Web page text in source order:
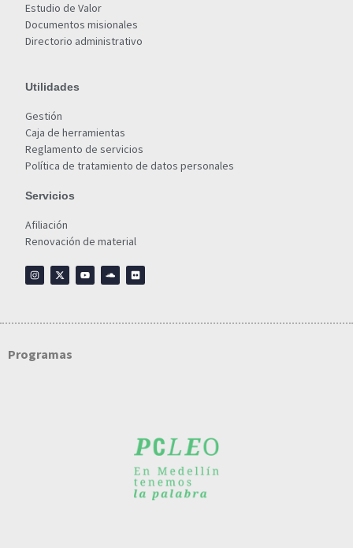
Estudio de Valor
Documentos misionales
Directorio administrativo
Utilidades
Gestión
Caja de herramientas
Reglamento de servicios
Política de tratamiento de datos personales
Servicios
Afiliación
Renovación de material
Programas